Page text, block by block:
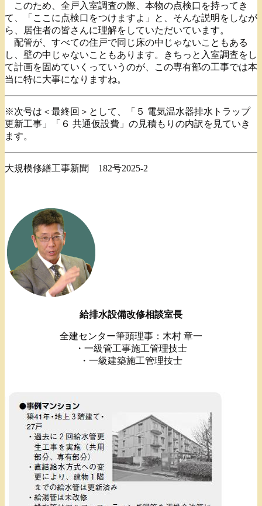
このため、全戸入室調査の際、本物の点検口を持ってき
て、「ここに点検口をつけますよ」と、そんな説明をしなが
ら、居住者の皆さんに理解をしていただいています。
配管が、すべての住戸で同じ床の中じゃないこともある
し、壁の中じゃないこともあります。きちっと入室調査をし
て計画を固めていくっていうのが、この専有部の工事では本
当に特に大事になりますね。
※次号は＜最終回＞として、「５ 電気温水器排水トラップ
更新工事」「６ 共通仮設費」の見積もりの内訳を見ていき
ます。
大規模修繕工事新聞 182号2025-2
給排水設備改修相談室長
全建センター筆頭理事：木村 章一
・一級管工事施工管理技士
・一級建築施工管理技士